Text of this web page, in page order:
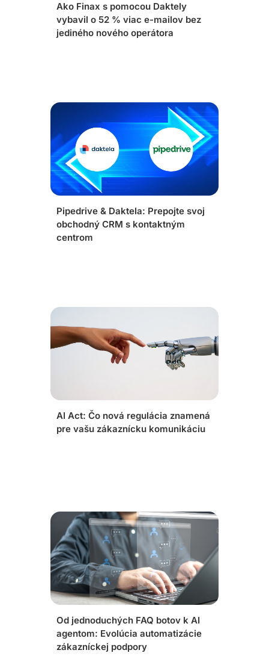
Ako Finax s pomocou Daktely
vybavil o 52 % viac e-mailov bez
jediného nového operátora
Pipedrive & Daktela: Prepojte svoj
obchodný CRM s kontaktným
centrom
AI Act: Čo nová regulácia znamená
pre vašu zákaznícku komunikáciu
Od jednoduchých FAQ botov k AI
agentom: Evolúcia automatizácie
zákazníckej podpory